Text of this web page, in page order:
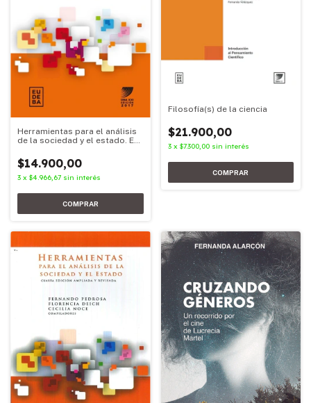
Herramientas para el análisis
de la sociedad y el estado. Ed.
$14.900,00
3 x $4.966,67 sin interés
Filosofía(s) de la ciencia
$21.900,00
3 x $7.300,00 sin interés